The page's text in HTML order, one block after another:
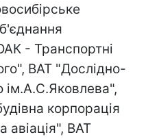
- Транспортні
ВАТ "Дослідно-
ім.А.С.Яковлева",
корпорація
авіація", ВАТ